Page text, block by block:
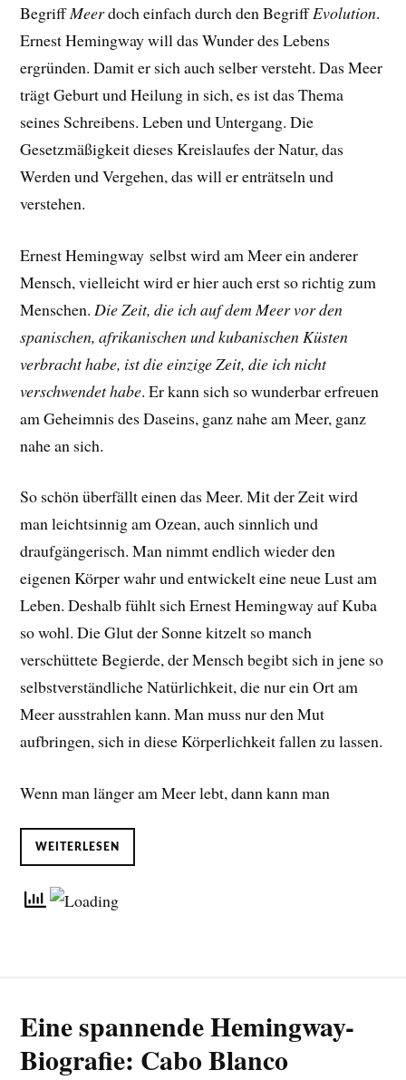
BegriffMeerdoch einfach durch den BegriffEvolution.
Ernest Hemingway will das Wunder des Lebens
ergründen. Damit er sich auch selber versteht. Das Meer
trägt Geburt und Heilung in sich, es ist das Thema
seines Schreibens. Leben und Untergang. Die
Gesetzmäßigkeit dieses Kreislaufes der Natur, das
Werden und Vergehen, das will er enträtseln und
verstehen.
Ernest Hemingway selbst wird am Meer ein anderer
Mensch, vielleicht wird er hier auch erst so richtig zum
Menschen. Die Zeit, die ich auf dem Meer vor den
spanischen, afrikanischen und kubanischen Küsten
verbracht habe, ist die einzige Zeit, die ich nicht
verschwendet habe. Erkann sich so wunderbar erfreuen
am Geheimnis des Daseins, ganz nahe am Meer, ganz
nahe an sich.
So schön überfällt einen das Meer. Mit der Zeit wird
man leichtsinnig am Ozean, auch sinnlich und
draufgängerisch. Man nimmt endlich wieder den
eigenen Körper wahr und entwickelt eine neue Lust am
Leben. Deshalb fühlt sich Ernest Hemingway auf Kuba
so wohl. Die Glut der Sonne kitzelt so manch
verschüttete Begierde, der Mensch begibt sich in jene so
selbstverständliche Natürlichkeit, die nur ein Ort am
Meer ausstrahlen kann. Man muss nur den Mut
aufbringen, sich in diese Körperlichkeit fallen zu lassen.
Wenn man länger am Meer lebt, dann kann man
WEITERLESEN
Eine spannende Hemingway-
Biografie: Cabo Blanco